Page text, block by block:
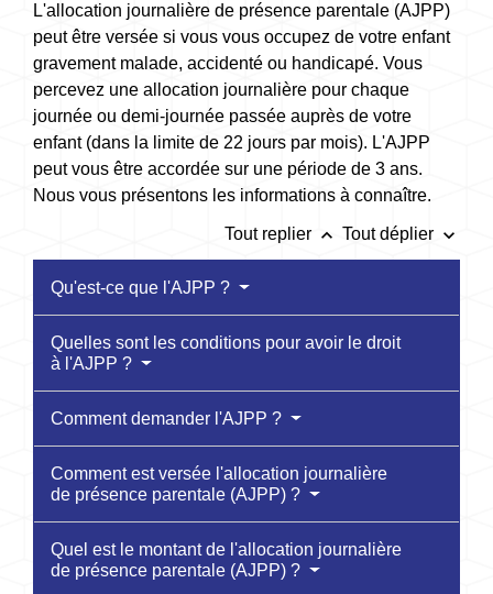
L'allocation journalière de présence parentale (AJPP)
peut être versée si vous vous occupez de votre enfant
gravement malade, accidenté ou handicapé. Vous
percevez une allocation journalière pour chaque
journée ou demi-journée passée auprès de votre
enfant (dans la limite de 22 jours par mois). L'AJPP
peut vous être accordée sur une période de 3 ans.
Nous vous présentons les informations à connaître.
Tout replier keyboard_arrow_up Tout déplier keyboard_arrow_down
Qu'est-ce que l'AJPP ?
Quelles sont les conditions pour avoir le droit
à l'AJPP ?
Comment demander l'AJPP ?
Comment est versée l'allocation journalière
de présence parentale (AJPP) ?
Quel est le montant de l'allocation journalière
de présence parentale (AJPP) ?